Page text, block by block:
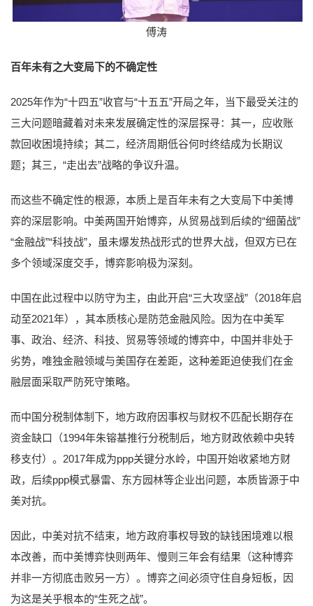
傅涛
百年未有之大变局下的不确定性
2025年作为“十四五”收官与“十五五”开局之年，当下最受关注的
三大问题暗藏着对未来发展确定性的深层探寻：其一，应收账
款回收困境持续；其二，经济周期低谷何时终结成为长期议
题；其三，“走出去”战略的争议升温。
而这些不确定性的根源，本质上是百年未有之大变局下中美博
弈的深层影响。中美两国开始博弈，从贸易战到后续的“细菌战”
“金融战”“科技战”，虽未爆发热战形式的世界大战，但双方已在
多个领域深度交手，博弈影响极为深刻。
中国在此过程中以防守为主，由此开启“三大攻坚战”（2018年启
动至2021年），其本质核心是防范金融风险。因为在中美军
事、政治、经济、科技、贸易等领域的博弈中，中国并非处于
劣势，唯独金融领域与美国存在差距，这种差距迫使我们在金
融层面采取严防死守策略。
而中国分税制体制下，地方政府因事权与财权不匹配长期存在
资金缺口（1994年朱镕基推行分税制后，地方财政依赖中央转
移支付）。2017年成为ppp关键分水岭，中国开始收紧地方财
政，后续ppp模式暴雷、东方园林等企业出问题，本质皆源于中
美对抗。
因此，中美对抗不结束，地方政府事权导致的缺钱困境难以根
本改善，而中美博弈快则两年、慢则三年会有结果（这种博弈
并非一方彻底击败另一方）。博弈之间必须守住自身短板，因
为这是关乎根本的“生死之战”。